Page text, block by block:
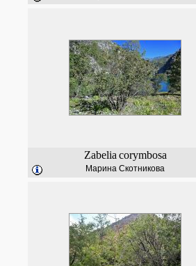
Zabelia corymbosa
Марина Скотникова